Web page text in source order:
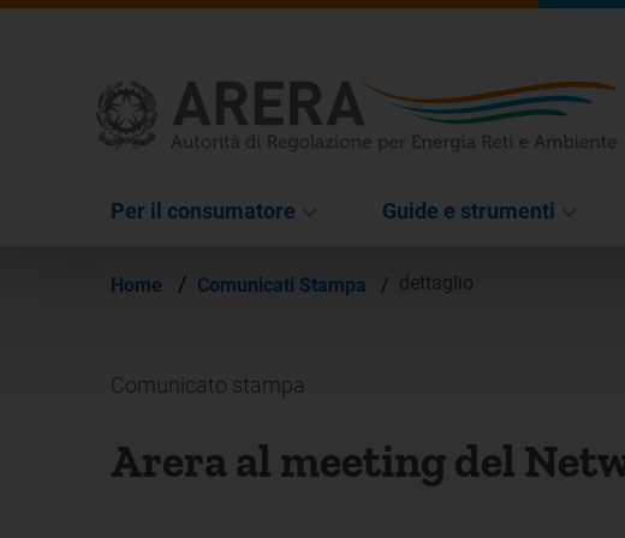
Per il consumatore Guide e strumenti
Home / Comunicati Stampa / dettaglio
Comunicato stampa
Arera al meeting del